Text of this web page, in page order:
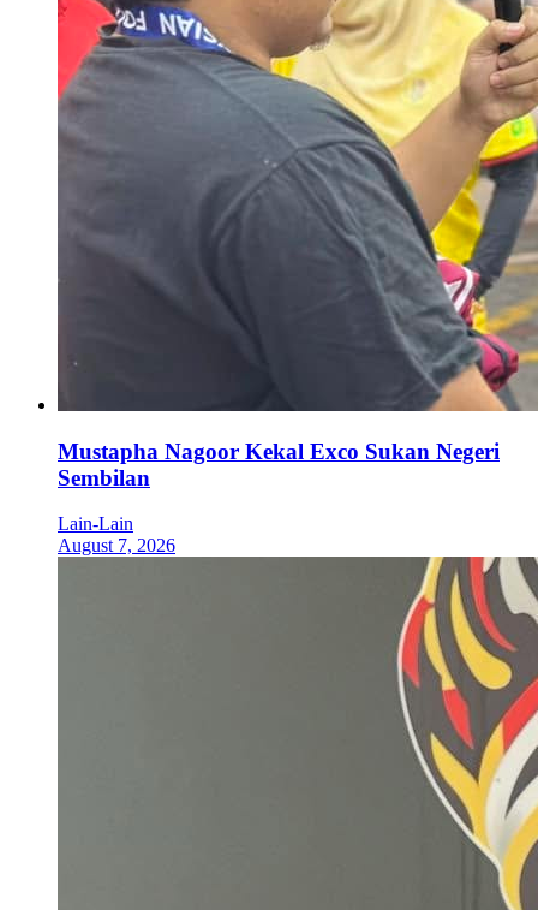
Mustapha Nagoor Kekal Exco Sukan Negeri
Sembilan
Lain-Lain
August 7, 2026